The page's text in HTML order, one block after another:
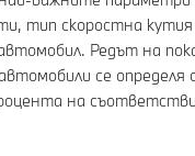
тип скоростна кутия
Редът на
се определя
на